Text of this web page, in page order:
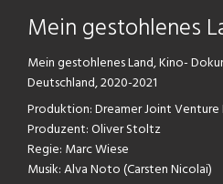
Mein gestohlenes
Mein gestohlenes Land, Kino-
Deutschland, 2020-2021
Produktion: Dreamer Joint
Produzent: Oliver Stoltz
Regie: Marc Wiese
Musik: Alva Noto (Carsten Nicolai)